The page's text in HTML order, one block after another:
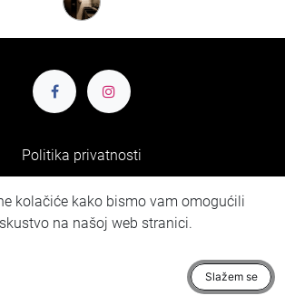
Politika privatnosti
se na naš newsletter:
4, 10 370 Dugo Selo, Hrvatska
kolačiće kako bismo vam omogućili
na našoj web stranici.
Slažem se